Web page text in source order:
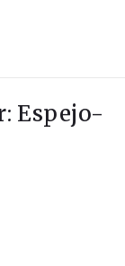
Espejo-